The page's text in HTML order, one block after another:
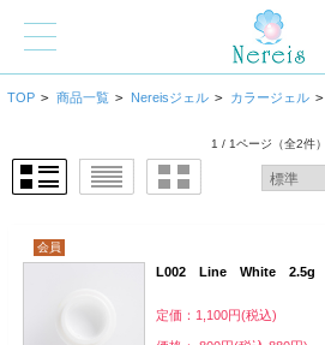
TOP > 商品一覧 > Nereisジェル > カラージェル >
1 / 1ページ （全2件）
会員
L002 Line White 2.5g
定価：1,100円(税込)